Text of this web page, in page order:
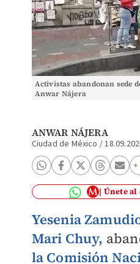
Activistas abandonan sede
Anwar Nájera
ANWAR NÁJERA
Ciudad de México /
Únete al
Yesenia
Mari Chuy,
la Comisión